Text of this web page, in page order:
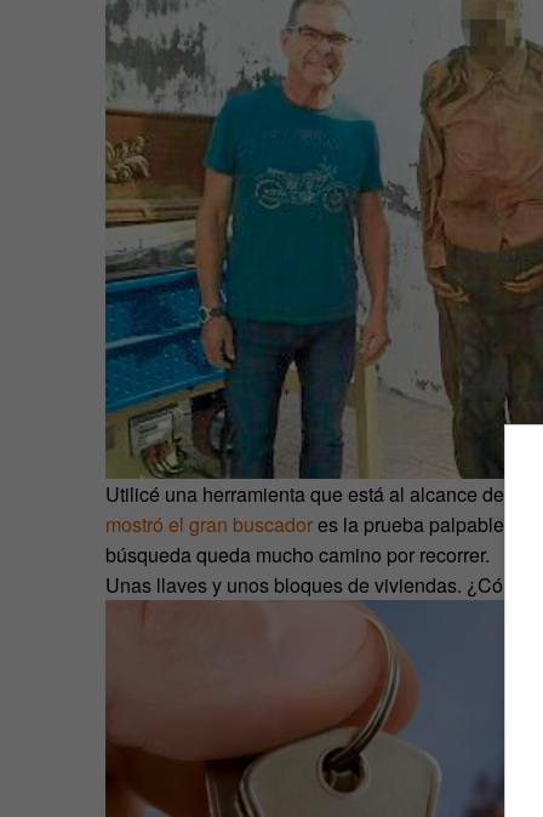
Utilicé una herramienta que está al alcance de
mostró el gran buscadores la prueba palpable de
búsqueda queda mucho camino por recorrer.
Unas llaves y unos bloques de viviendas. ¿Cómo?